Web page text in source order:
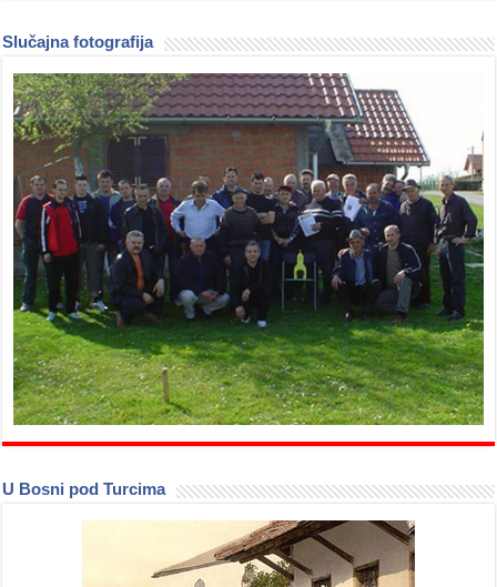
Slučajna fotografija
U Bosni pod Turcima